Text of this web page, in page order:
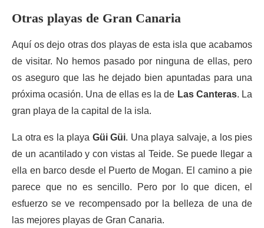
Otras playas de Gran Canaria
Aquí os dejo otras dos playas de esta isla que acabamos
de visitar. No hemos pasado por ninguna de ellas, pero
os aseguro que las he dejado bien apuntadas para una
próxima ocasión. Una de ellas es la de Las Canteras. La
gran playa de la capital de la isla.
La otra es la playa Güi Güi. Una playa salvaje, a los pies
de un acantilado y con vistas al Teide. Se puede llegar a
ella en barco desde el Puerto de Mogan. El camino a pie
parece que no es sencillo. Pero por lo que dicen, el
esfuerzo se ve recompensado por la belleza de una de
las mejores playas de Gran Canaria.